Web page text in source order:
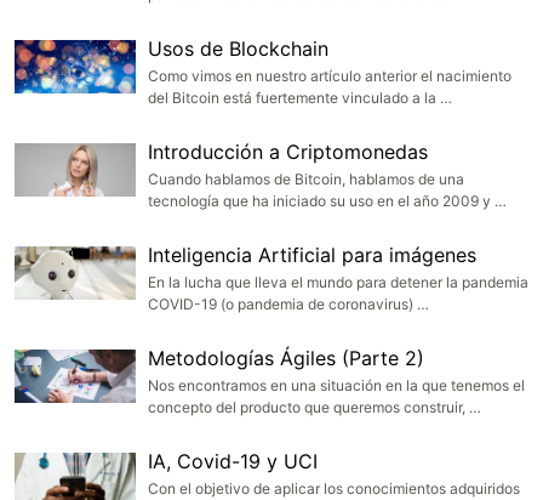
Usos de Blockchain
Como vimos en nuestro artículo anterior el nacimiento
del Bitcoin está fuertemente vinculado a la …
Introducción a Criptomonedas
Cuando hablamos de Bitcoin, hablamos de una
tecnología que ha iniciado su uso en el año 2009 y …
Inteligencia Artificial para imágenes
En la lucha que lleva el mundo para detener la pandemia
COVID-19 (o pandemia de coronavirus) …
Metodologías Ágiles (Parte 2)
Nos encontramos en una situación en la que tenemos el
concepto del producto que queremos construir, …
IA, Covid-19 y UCI
Con el objetivo de aplicar los conocimientos adquiridos